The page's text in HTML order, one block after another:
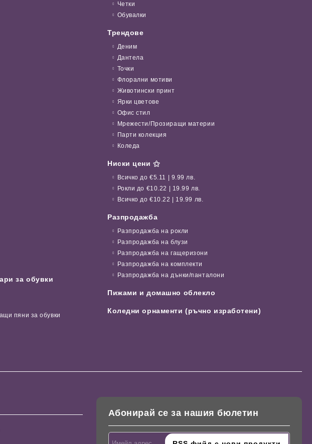
за обувки
пяни за обувки
Четки
Обувалки
Трендове
Деним
Дантела
Точки
Флорални мотиви
Животински принт
Ярки цветове
Офис стил
Мрежести/Прозиращи материи
Парти колекция
Коледа
Ниски цени ⚝
Всичко до €5.11 | 9.99 лв.
Рокли до €10.22 | 19.99 лв.
Всичко до €10.22 | 19.99 лв.
Разпродажба
Разпродажба на рокли
Разпродажба на блузи
Разпродажба на гащеризони
Разпродажба на комплекти
Разпродажба на дънки/панталони
Пижами и домашно облекло
Коледни орнаменти (ръчно изработени)
Абонирай се за нашия бюлетин